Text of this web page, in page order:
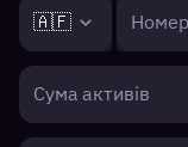
🇦🇫
Сума активів